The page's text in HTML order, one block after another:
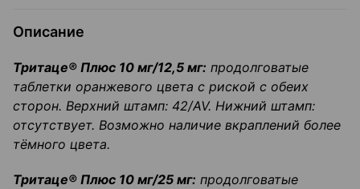
Описание
Тритаце® Плюс 10 мг/12,5 мг: продолговатые
таблетки оранжевого цвета с риской с обеих
сторон. Верхний штамп: 42/AV. Нижний штамп:
отсутствует. Возможно наличие вкраплений более
тёмного цвета.
Тритаце® Плюс 10 мг/25 мг: продолговатые